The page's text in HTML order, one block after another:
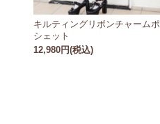
キルティングリボンチャームポ
シェット
12,980円(税込)